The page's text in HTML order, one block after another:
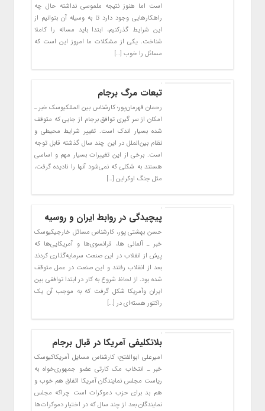
است اما هنوز نتیجه ملموسی نداشته حال چه
راهکارهایی وجود دارد تا به وسیله آن بتوانیم از
این شرایط گذرکنیم، ابتدا باید مساله را کاملا
شناخت. یکی از مشکلات ما امروز این است که
مسائل را خوب […]
تبعات مرگ برجام
رحمان قهرمان‌پور؛ کارشناس بین المللکیوسک خبر ـ
امکان از سر گیری توافق برجام از جایی که متوقف
شده بسیار اندک است. تغییر شرایط محیطی و
نظام بین‌الملل در این چند سال گذشته قابل توجه
است. برخی از این تغییرات بسیار مهم و اساسی
هستند به شکلی که نمی‌شود آنها را نادیده گرفت،
مثل جنگ اوکراین […]
پیچیدگی در روابط ایران و روسیه
حسن بهشتی پور، کارشناس مسائل خارجیکیوسک
خبر ـ آلمانی ها، فرانسوی‌ها و آمریکایی‌ها که
پیش از انقلاب در این صنعت سرمایه‌گذاری کردند
بعد از انقلاب رفتند و این صنعت در عمل متوقف
شده بود. از لحاظ شروع به کار در ابتدا توافقی بین
ایران وآمریکا شکل گرفت که به موجب آن یک
راکتور هسته‌ای در […]
بلاتکلیفی آمریکا در قبال برجام
امیرعلی‌ ابوالفتح؛ کارشناس مسایل آمریکاکیوسک
خبر ـ انتخاب مک کارتی عضو جمهوری‌خواه به
ریاست مجلس نمایندگان آمریکا اتفاق هم خوب و
هم بد برای حزب دموکرات‌ است چراکه مجلس
نمایندگان بعد از چند سال که در اختیار دموکرات‌ها